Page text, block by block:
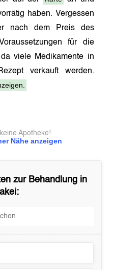
haben. Vergessen
nach dem Preis des
für die
viele Medikamente in
verkauft werden.
Nähe anzeigen
Apotheke!
zur Behandlung in
: